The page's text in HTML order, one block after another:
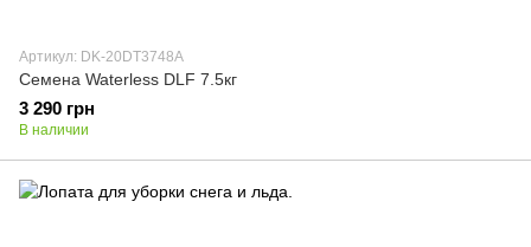
Артикул: DK-20DT3748A
Семена Waterless DLF 7.5кг
3 290 грн
В наличии